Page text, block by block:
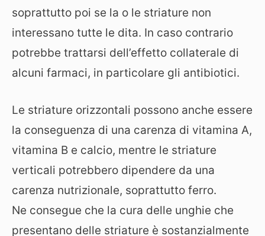
soprattutto poi se la o le striature non
interessano tutte le dita. In caso contrario
potrebbe trattarsi dell’effetto collaterale di
alcuni farmaci, in particolare gli antibiotici.
Le striature orizzontali possono anche essere
la conseguenza di una carenza di vitamina A,
vitamina B e calcio, mentre le striature
verticali potrebbero dipendere da una
carenza nutrizionale, soprattutto ferro.
Ne consegue che la cura delle unghie che
presentano delle striature è sostanzialmente